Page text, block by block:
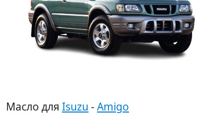
Масло для Isuzu - Amigo